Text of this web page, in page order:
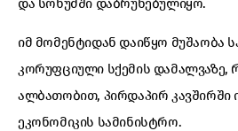
იმ მომენტიდან დაიწყო მუშაობა
კორუფციული სქემის
ალბათობით, პირდაპირ კავშირში
ეკონომიკის სამინისტრო.